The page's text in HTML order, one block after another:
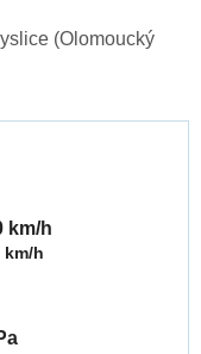
(Olomoucký
km/h
km/h